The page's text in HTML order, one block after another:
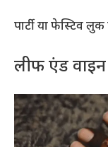
पार्टी या फेस्टिव
लीफ एंड वाइन